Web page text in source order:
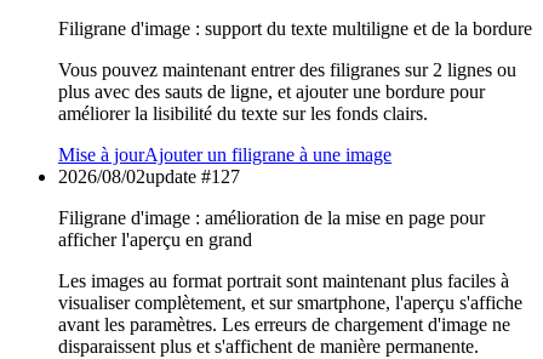
Filigrane d'image : support du texte multiligne et de la bordure
Vous pouvez maintenant entrer des filigranes sur 2 lignes ou
plus avec des sauts de ligne, et ajouter une bordure pour
améliorer la lisibilité du texte sur les fonds clairs.
Mise à jourAjouter un filigrane à une image
2026/08/02update #127
Filigrane d'image : amélioration de la mise en page pour
afficher l'aperçu en grand
Les images au format portrait sont maintenant plus faciles à
visualiser complètement, et sur smartphone, l'aperçu s'affiche
avant les paramètres. Les erreurs de chargement d'image ne
disparaissent plus et s'affichent de manière permanente.